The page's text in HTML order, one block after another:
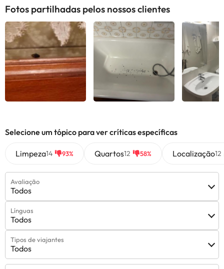
Fotos partilhadas pelos nossos clientes
Selecione um tópico para ver críticas específicas
Limpeza14 93% Quartos12 58% Localização12
Avaliação
Todos
Línguas
Todos
Tipos de viajantes
Todos